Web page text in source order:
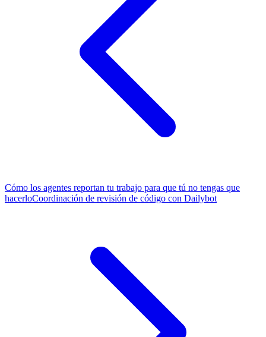
Cómo los agentes reportan tu trabajo para que tú no tengas que
hacerloCoordinación de revisión de código con Dailybot